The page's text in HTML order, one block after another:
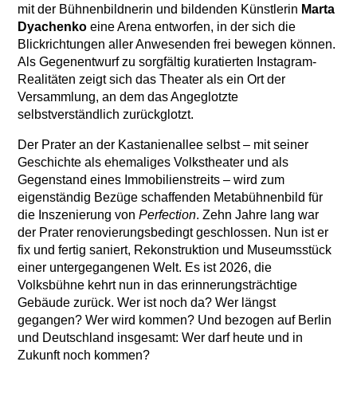
mit der Bühnenbildnerin und bildenden Künstlerin Marta
Dyachenkoeine Arena entworfen, in der sich die
Blickrichtungen aller Anwesenden frei bewegen können.
Als Gegenentwurf zu sorgfältig kuratierten Instagram-
Realitäten zeigt sich das Theater als ein Ort der
Versammlung, an dem das Angeglotzte
selbstverständlich zurückglotzt.
Der Prater an der Kastanienallee selbst – mit seiner
Geschichte als ehemaliges Volkstheater und als
Gegenstand eines Immobilienstreits – wird zum
eigenständig Bezüge schaffenden Metabühnenbild für
die Inszenierung von Perfection. Zehn Jahre lang war
der Prater renovierungsbedingt geschlossen. Nun ist er
fix und fertig saniert, Rekonstruktion und Museumsstück
einer untergegangenen Welt. Es ist 2026, die
Volksbühne kehrt nun in das erinnerungsträchtige
Gebäude zurück. Wer ist noch da? Wer längst
gegangen? Wer wird kommen? Und bezogen auf Berlin
und Deutschland insgesamt: Wer darf heute und in
Zukunft noch kommen?